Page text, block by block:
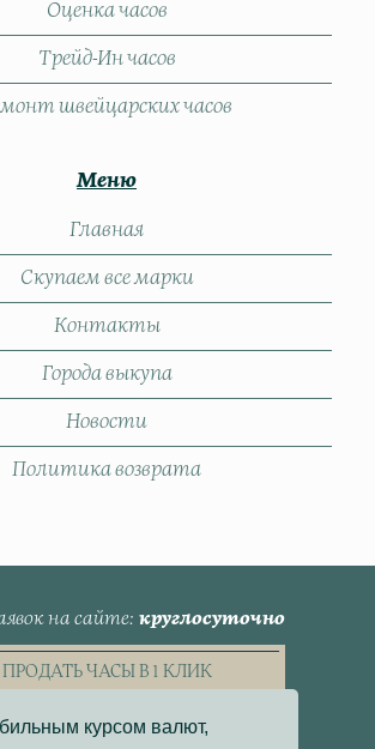
Оценка часов
Трейд-Ин часов
швейцарских часов
Меню
Главная
Скупаем все марки
Контакты
Города выкупа
Новости
Политика возврата
на сайте круглосуточно
ПРОДАТЬ ЧАСЫ В 1 КЛИК
курсом валют,